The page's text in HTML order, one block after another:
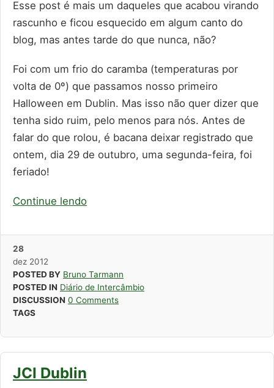
Esse post é mais um daqueles que acabou virando
rascunho e ficou esquecido em algum canto do
blog, mas antes tarde do que nunca, não?
Foi com um frio do caramba (temperaturas por
volta de 0º) que passamos nosso primeiro
Halloween em Dublin. Mas isso não quer dizer que
tenha sido ruim, pelo menos para nós. Antes de
falar do que rolou, é bacana deixar registrado que
ontem, dia 29 de outubro, uma segunda-feira, foi
feriado!
Continue lendo
28
dez 2012
POSTED BY Bruno Tarmann
POSTED IN Diário de Intercâmbio
DISCUSSION 0 Comments
TAGS
JCI Dublin